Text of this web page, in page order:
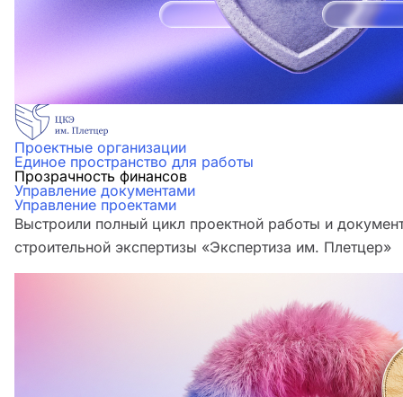
Проектные организации
Единое пространство для работы
Прозрачность финансов
Управление документами
Управление проектами
Выстроили полный цикл проектной работы и
строительной экспертизы «Экспертиза им. Плетцер»